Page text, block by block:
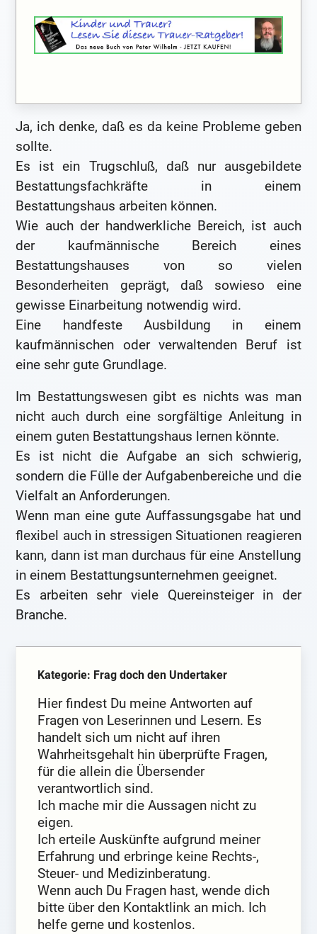
Ja, ich denke, daß es da keine Probleme geben
sollte.
Es ist ein Trugschluß, daß nur ausgebildete
Bestattungsfachkräfte in einem
Bestattungshaus arbeiten können.
Wie auch der handwerkliche Bereich, ist auch
der kaufmännische Bereich eines
Bestattungshauses von so vielen
Besonderheiten geprägt, daß sowieso eine
gewisse Einarbeitung notwendig wird.
Eine handfeste Ausbildung in einem
kaufmännischen oder verwaltenden Beruf ist
eine sehr gute Grundlage.
Im Bestattungswesen gibt es nichts was man
nicht auch durch eine sorgfältige Anleitung in
einem guten Bestattungshaus lernen könnte.
Es ist nicht die Aufgabe an sich schwierig,
sondern die Fülle der Aufgabenbereiche und die
Vielfalt an Anforderungen.
Wenn man eine gute Auffassungsgabe hat und
flexibel auch in stressigen Situationen reagieren
kann, dann ist man durchaus für eine Anstellung
in einem Bestattungsunternehmen geeignet.
Es arbeiten sehr viele Quereinsteiger in der
Branche.
Kategorie: Frag doch den Undertaker
Hier findest Du meine Antworten auf
Fragen von Leserinnen und Lesern. Es
handelt sich um nicht auf ihren
Wahrheitsgehalt hin überprüfte Fragen,
für die allein die Übersender
verantwortlich sind.
Ich mache mir die Aussagen nicht zu
eigen.
Ich erteile Auskünfte aufgrund meiner
Erfahrung und erbringe keine Rechts-,
Steuer- und Medizinberatung.
Wenn auch Du Fragen hast, wende dich
bitte über den Kontaktlink an mich. Ich
helfe gerne und kostenlos.